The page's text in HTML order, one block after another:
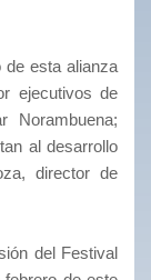
de esta alianza
ejecutivos de
Norambuena;
al desarrollo
director de
del Festival